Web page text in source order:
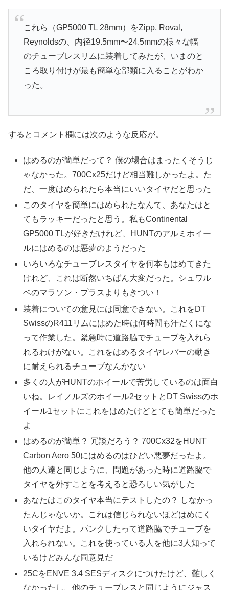
これら（GP5000 TL 28mm）をZipp, Roval,
Reynoldsの、内径19.5mm〜24.5mmの様々な幅
のチューブレスリムに装着してみたが、いまのと
ころ取り付けが最も簡単な部類に入ることがわか
った。
するとコメント欄には次のような反応が。
はめるのが簡単だって？ 僕の場合はまったくそうじ
ゃなかった。700Cx25だけど相当難しかったよ。た
だ、一度はめられたら本当にいいタイヤだと思った
このタイヤを簡単にはめられたなんて、あなたはと
てもラッキーだったと思う。私もContinental
GP5000 TLが好きだけれど、HUNTのアルミホイー
ルにはめるのは悪夢のようだった
いろいろなチューブレスタイヤを何本もはめてきた
けれど、これは断然いちばん大変だった。シュワル
ベのマラソン・プラスよりもきつい！
装着についての意見には同意できない。これをDT
SwissのR411リムにはめた時は何時間も汗だくにな
って作業した。緊急時に道路脇でチューブを入れら
れるわけがない。これをはめるタイヤレバーの動き
に耐えられるチューブなんかない
多くの人がHUNTのホイールで苦労しているのは面白
いね。レイノルズのホイール2セットとDT Swissのホ
イール1セットにこれをはめたけどとても簡単だった
よ
はめるのが簡単？ 冗談だろう？ 700Cx32をHUNT
Carbon Aero 50にはめるのはひどい悪夢だったよ。
他の人達と同じように、問題があった時に道路脇で
タイヤを外すことを考えると恐ろしい気がした
あなたはこのタイヤ本当にテストしたの？ しなかっ
たんじゃないか。これは信じられないほどはめにく
いタイヤだよ。パンクしたって道路脇でチューブを
入れられない。これを使っている人を他に3人知って
いるけどみんな同意見だ
25CをENVE 3.4 SESディスクにつけたけど、難しく
なかったし、他のチューブレスと同じようにジャス